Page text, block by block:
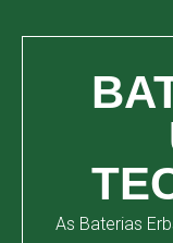
As Baterias